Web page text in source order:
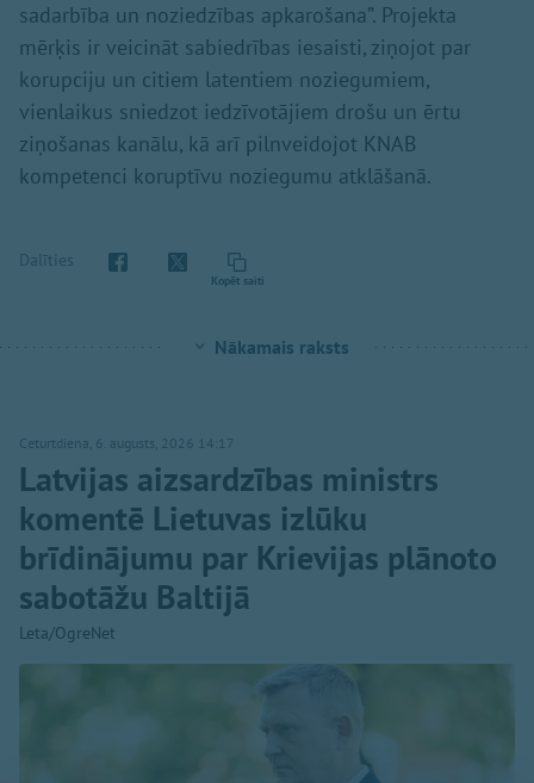
sadarbība un noziedzības apkarošana”. Projekta
mērķis ir veicināt sabiedrības iesaisti, ziņojot par
korupciju un citiem latentiem noziegumiem,
vienlaikus sniedzot iedzīvotājiem drošu un ērtu
ziņošanas kanālu, kā arī pilnveidojot KNAB
kompetenci koruptīvu noziegumu atklāšanā.
Dalīties
Kopēt saiti
Nākamais raksts
Ceturtdiena, 6. augusts, 2026 14:17
Latvijas aizsardzības ministrs
komentē Lietuvas izlūku
brīdinājumu par Krievijas plānoto
sabotāžu Baltijā
Leta/OgreNet